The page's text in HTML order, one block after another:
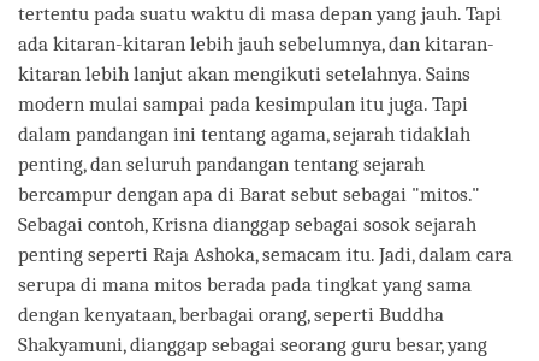
tertentu pada suatu waktu di masa depan yang jauh. Tapi
ada kitaran-kitaran lebih jauh sebelumnya, dan kitaran-
kitaran lebih lanjut akan mengikuti setelahnya. Sains
modern mulai sampai pada kesimpulan itu juga. Tapi
dalam pandangan ini tentang agama, sejarah tidaklah
penting, dan seluruh pandangan tentang sejarah
bercampur dengan apa di Barat sebut sebagai "mitos."
Sebagai contoh, Krisna dianggap sebagai sosok sejarah
penting seperti Raja Ashoka, semacam itu. Jadi, dalam cara
serupa di mana mitos berada pada tingkat yang sama
dengan kenyataan, berbagai orang, seperti Buddha
Shakyamuni, dianggap sebagai seorang guru besar, yang